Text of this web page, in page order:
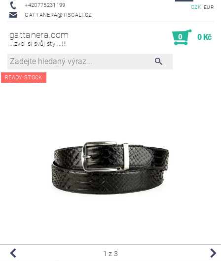
+420775231199
GATTANERA@TISCALI.CZ
CZK EUR
gattanera.com
...zvol si svůj styl...!!!
0 0 Kč
READY STOCK
1 z 3